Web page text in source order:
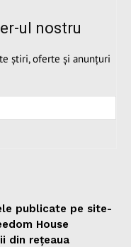
ul nostru
știri, oferte și anunțuri
publicate pe site-
House
din rețeaua